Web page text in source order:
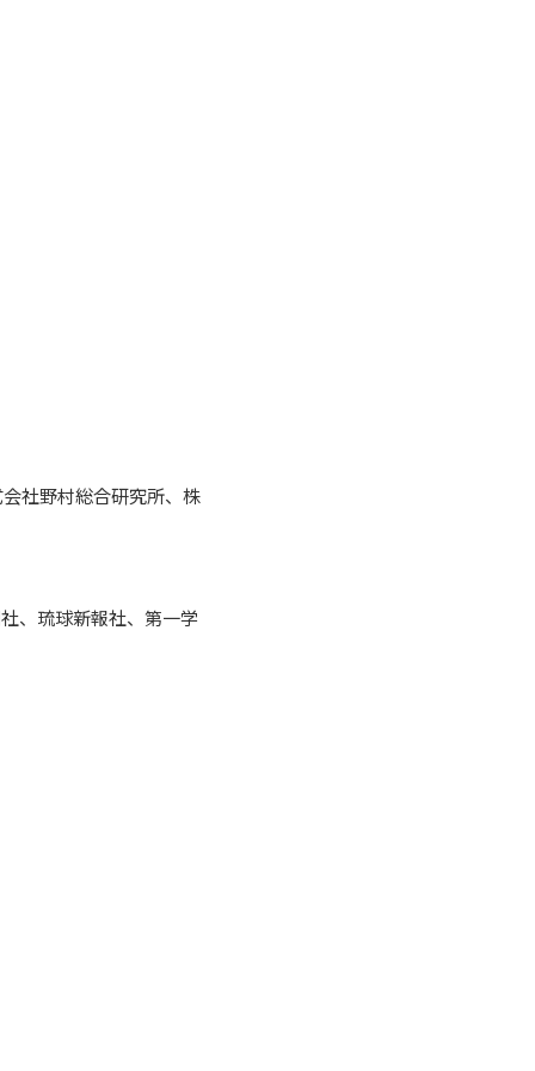
社野村総合研究所、株
、琉球新報社、第一学